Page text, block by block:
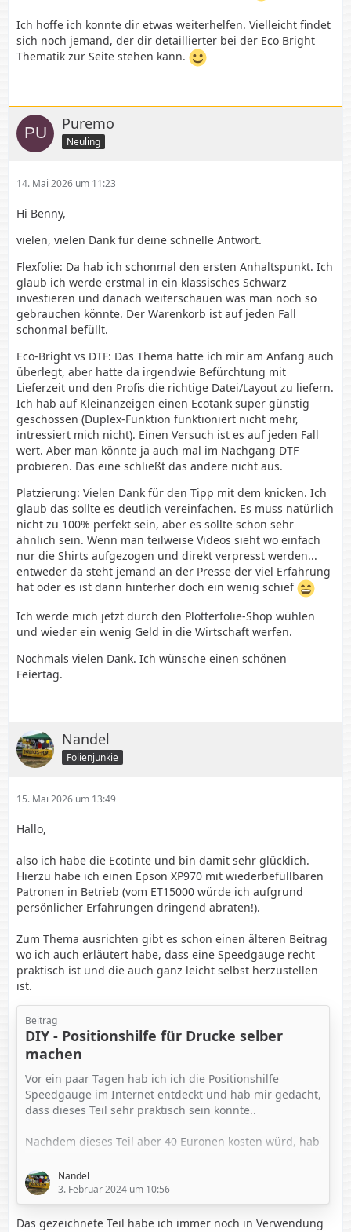
Ich hoffe ich konnte dir etwas weiterhelfen. Vielleicht findet
sich noch jemand, der dir detaillierter bei der Eco Bright
Thematik zur Seite stehen kann.
Puremo
Neuling
14. Mai 2026 um 11:23
Hi Benny,
vielen, vielen Dank für deine schnelle Antwort.
Flexfolie: Da hab ich schonmal den ersten Anhaltspunkt. Ich
glaub ich werde erstmal in ein klassisches Schwarz
investieren und danach weiterschauen was man noch so
gebrauchen könnte. Der Warenkorb ist auf jeden Fall
schonmal befüllt.
Eco-Bright vs DTF: Das Thema hatte ich mir am Anfang auch
überlegt, aber hatte da irgendwie Befürchtung mit
Lieferzeit und den Profis die richtige Datei/Layout zu liefern.
Ich hab auf Kleinanzeigen einen Ecotank super günstig
geschossen (Duplex-Funktion funktioniert nicht mehr,
intressiert mich nicht). Einen Versuch ist es auf jeden Fall
wert. Aber man könnte ja auch mal im Nachgang DTF
probieren. Das eine schließt das andere nicht aus.
Platzierung: Vielen Dank für den Tipp mit dem knicken. Ich
glaub das sollte es deutlich vereinfachen. Es muss natürlich
nicht zu 100% perfekt sein, aber es sollte schon sehr
ähnlich sein. Wenn man teilweise Videos sieht wo einfach
nur die Shirts aufgezogen und direkt verpresst werden...
entweder da steht jemand an der Presse der viel Erfahrung
hat oder es ist dann hinterher doch ein wenig schief
Ich werde mich jetzt durch den Plotterfolie-Shop wühlen
und wieder ein wenig Geld in die Wirtschaft werfen.
Nochmals vielen Dank. Ich wünsche einen schönen
Feiertag.
Nandel
Folienjunkie
15. Mai 2026 um 13:49
Hallo,
also ich habe die Ecotinte und bin damit sehr glücklich.
Hierzu habe ich einen Epson XP970 mit wiederbefüllbaren
Patronen in Betrieb (vom ET15000 würde ich aufgrund
persönlicher Erfahrungen dringend abraten!).
Zum Thema ausrichten gibt es schon einen älteren Beitrag
wo ich auch erläutert habe, dass eine Speedgauge recht
praktisch ist und die auch ganz leicht selbst herzustellen
ist.
Beitrag
DIY - Positionshilfe für Drucke selber
machen
Vor ein paar Tagen hab ich ich die Positionshilfe
Speedgauge im Internet entdeckt und hab mir gedacht,
dass dieses Teil sehr praktisch sein könnte..
Nachdem dieses Teil aber 40 Euronen kosten würd, hab
ich mir gedacht, das ich mir das auch selbst basteln
könnte
Und DAS ist dann rausgekommen
Nandel
3. Februar 2024 um 10:56
Das gezeichnete Teil habe ich immer noch in Verwendung